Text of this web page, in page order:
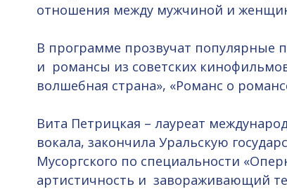
отношения между мужчиной и
В программе прозвучат популярные
и романсы из советских
волшебная страна», «Романс о
Вита Петрицкая – лауреат
вокала, закончила Уральскую
Мусоргского по специальности
артистичность и завораживающий